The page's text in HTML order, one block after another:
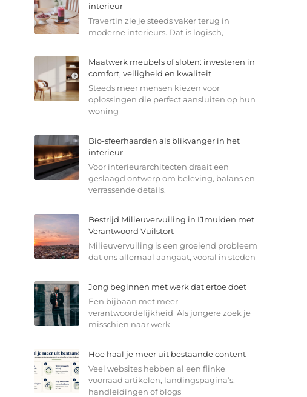
interieur
Travertin zie je steeds vaker terug in
moderne interieurs. Dat is logisch,
Maatwerk meubels of sloten: investeren in
comfort, veiligheid en kwaliteit
Steeds meer mensen kiezen voor
oplossingen die perfect aansluiten op hun
woning
Bio-sfeerhaarden als blikvanger in het
interieur
Voor interieurarchitecten draait een
geslaagd ontwerp om beleving, balans en
verrassende details.
Bestrijd Milieuvervuiling in IJmuiden met
Verantwoord Vuilstort
Milieuvervuiling is een groeiend probleem
dat ons allemaal aangaat, vooral in steden
Jong beginnen met werk dat ertoe doet
Een bijbaan met meer
verantwoordelijkheid Als jongere zoek je
misschien naar werk
Hoe haal je meer uit bestaande content
Veel websites hebben al een flinke
voorraad artikelen, landingspagina’s,
handleidingen of blogs